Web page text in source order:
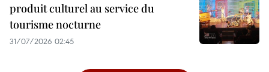
produit culturel au service du
tourisme nocturne
31/07/2026 02:45